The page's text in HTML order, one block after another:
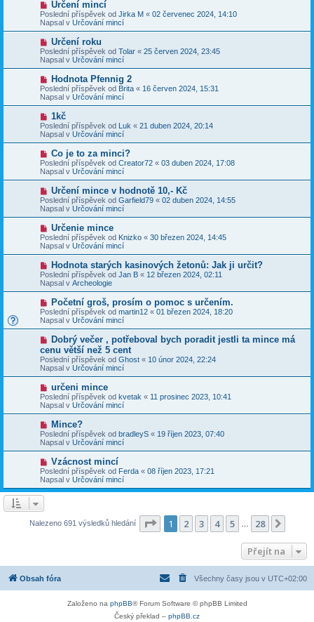
ě
v
e
k
í
s
p
ě
v
e
k
N
o
v
ý
p
í
s
p
v
e
k
Určení mincí
Poslední příspěvek od Jirka M « 02 červenec 2024, 14:10
Napsal v Určování mincí
N
o
v
ý
p
í
s
p
ě
v
e
k
Určení roku
Poslední příspěvek od Tolar « 25 červen 2024, 23:45
Napsal v Určování mincí
N
o
v
ý
í
s
p
ě
v
e
k
Hodnota Pfennig 2
Poslední příspěvek od Brita « 16 červen 2024, 15:31
Napsal v Určování mincí
N
o
v
ý
í
s
p
ě
v
e
k
1kč
Poslední příspěvek od Luk « 21 duben 2024, 20:14
Napsal v Určování mincí
N
o
v
ý
p
í
s
p
ě
v
e
k
Co je to za minci?
Poslední příspěvek od Creator72 « 03 duben 2024, 17:08
Napsal v Určování mincí
N
o
v
ý
p
í
s
p
v
e
k
Určení mince v hodnotě 10,- Kč
Poslední příspěvek od Garfield79 « 02 duben 2024, 14:55
Napsal v Určování mincí
N
o
v
ý
p
í
s
p
v
e
k
Určenie mince
Poslední příspěvek od Knizko « 30 březen 2024, 14:45
Napsal v Určování mincí
N
o
v
ý
p
í
s
p
v
e
k
Hodnota starých kasinových žetonů: Jak ji určit?
Poslední příspěvek od Jan B « 12 březen 2024, 02:11
Napsal v Archeologie
N
o
v
ý
p
í
s
p
ě
v
e
k
Početní groš, prosím o pomoc s určením.
Poslední příspěvek od martin12 « 01 březen 2024, 18:20
Napsal v Určování mincí
N
v
ý
p
ř
s
p
ě
v
e
k
Dobrý večer , potřeboval bych poradit jestli ta mince má
cenu větší než 5 cent
Poslední příspěvek od Ghost « 10 únor 2024, 22:24
Napsal v Určování mincí
N
o
v
ý
p
í
s
p
ě
v
e
k
určeni mince
Poslední příspěvek od kvetak « 11 prosinec 2023, 10:41
Napsal v Určování mincí
N
o
v
ý
p
í
s
p
k
Mince?
Poslední příspěvek od bradleyS « 19 říjen 2023, 07:40
Napsal v Určování mincí
N
o
v
ý
p
p
Vzácnost mincí
Poslední příspěvek od Ferda « 08 říjen 2023, 17:21
Napsal v Určování mincí
Nalezeno 691 výsledků hledání Stránka z 28
1 2 3 4 5 28
Přejít na
Obsah fóra Všechny časy jsou v UTC+02:00
Založeno na phpBB® Forum Software © phpBB Limited
Český překlad – phpBB.cz